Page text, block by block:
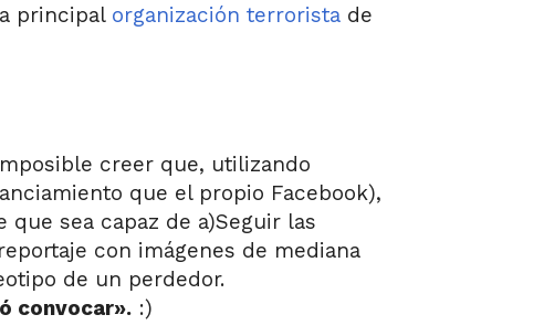
principal organización terrorista de
creer que, utilizando
que el propio Facebook),
que sea capaz de a)Seguir las
con imágenes de mediana
de un perdedor.
convocar». :)